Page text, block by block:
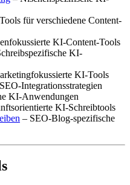
für verschiedene Content-
KI-Content-Tools
KI-
KI-Tools
Integrationsstrategien
KI-Anwendungen
KI-Schreibtools
– SEO-Blog-spezifische